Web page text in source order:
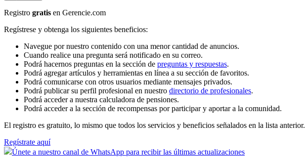
Registro gratis en Gerencie.com
Regístrese y obtenga los siguientes beneficios:
Navegue por nuestro contenido con una menor cantidad de anuncios.
Cuando realice una pregunta será notificado en su correo.
Podrá hacernos preguntas en la sección de preguntas y respuestas.
Podrá agregar artículos y herramientas en línea a su sección de favoritos.
Podrá comunicarse con otros usuarios mediante mensajes privados.
Podrá publicar su perfil profesional en nuestro directorio de profesionales.
Podrá acceder a nuestra calculadora de pensiones.
Podrá acceder a la sección de recompensas por participar y aportar a la comunidad.
El registro es gratuito, lo mismo que todos los servicios y beneficios señalados en la lista anterior.
Regístrate aquí
Únete a nuestro canal de WhatsApp para recibir las últimas actualizaciones